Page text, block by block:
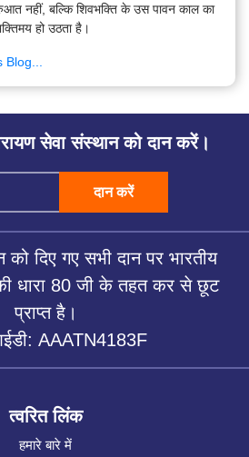
नहीं, बल्कि शिवभक्ति के उस पावन काल का
हो उठता है।
सेवा संस्थान को दान करें।
दान करें
को दिए गए सभी दान पर भारतीय
धारा 80 जी के तहत कर से छूट
प्राप्त है।
AAATN4183F
त्वरित लिंक
हमारे बारे में